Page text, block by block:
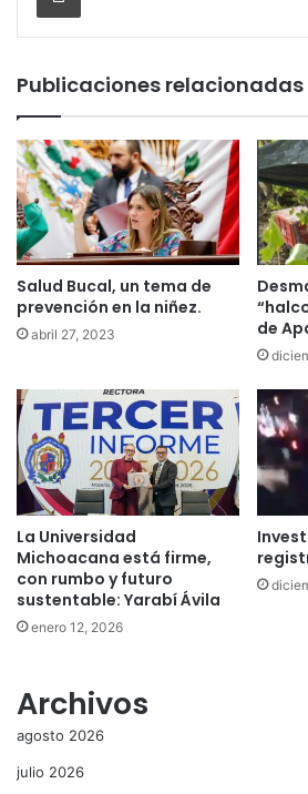
Publicaciones relacionadas
Salud Bucal, un tema de
prevención en la niñez.
abril 27, 2023
de
La Universidad
Michoacana está firme,
con rumbo y futuro
sustentable: Yarabí Ávila
enero 12, 2026
Archivos
agosto 2026
julio 2026